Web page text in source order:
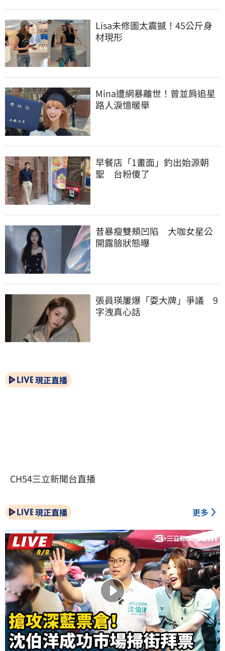
Lisa未修圖太震撼！45公斤身
材現形
Mina遭網暴離世！曾並肩追星
路人淚憶暖舉
早餐店「1畫面」釣出始源朝
聖　台粉傻了
昔暴瘦雙頰凹陷　大咖女星公
開露臉狀態曝
張員瑛屢爆「耍大牌」爭議　9
字洩真心話
現正直播
CH54三立新聞台直播
現正直播 更多